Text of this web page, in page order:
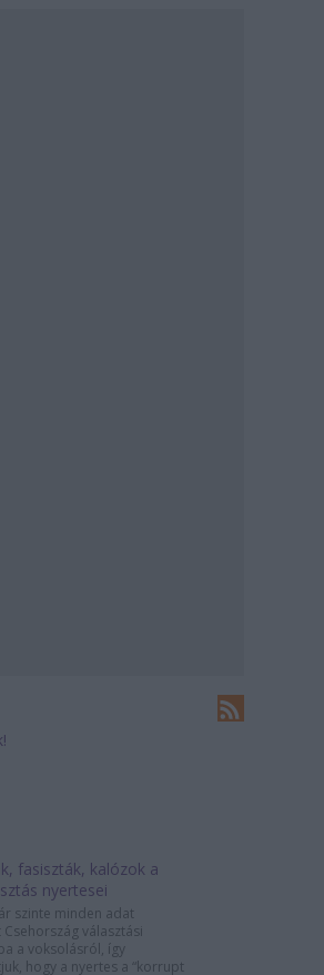
fasiszták, kalózok a
nyertesei
szinte minden adat
választási
a voksolásról, így
hogy a nyertes a “korrupt